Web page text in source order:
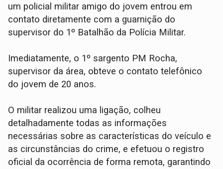
um policial militar amigo do jovem entrou em
contato diretamente com a guarnição do
supervisor do 1º Batalhão da Polícia Militar.
​Imediatamente, o 1º sargento PM Rocha,
supervisor da área, obteve o contato telefônico
do jovem de 20 anos.
O militar realizou uma ligação, colheu
detalhadamente todas as informações
necessárias sobre as características do veículo e
as circunstâncias do crime, e efetuou o registro
oficial da ocorrência de forma remota, garantindo